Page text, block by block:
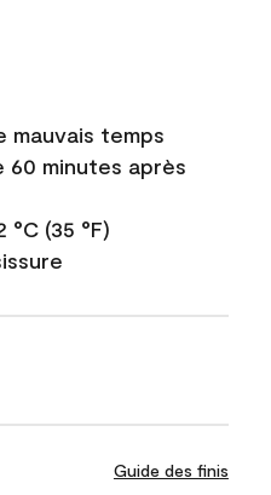
temps
60 minutes après
°C (35 °F)
Guide des finis